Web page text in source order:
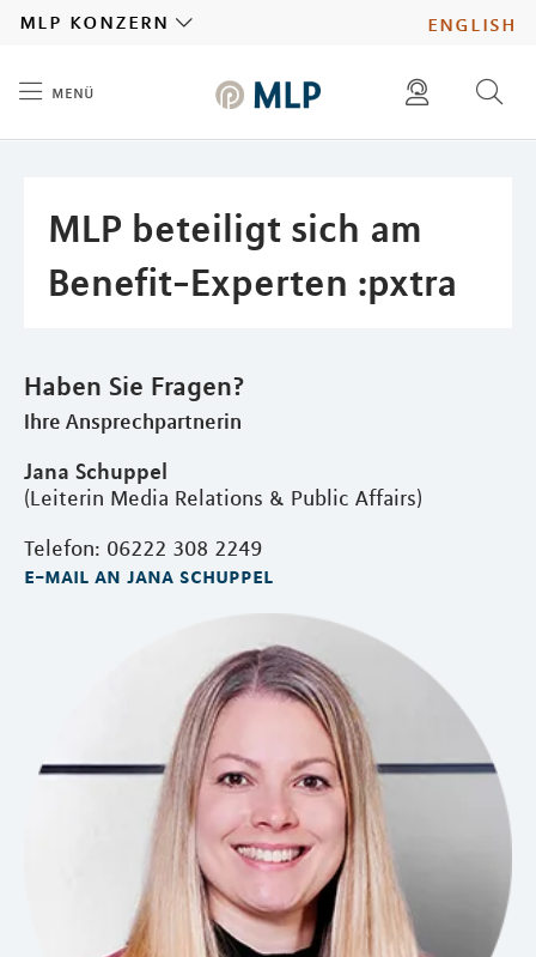
english
mlp konzern
menü
karriere
ad hoc mitteilungen finden
MLP beteiligt sich am
Benefit-Experten :pxtra
Haben Sie Fragen?
Ihre Ansprechpartnerin
Jana Schuppel
(Leiterin Media Relations & Public Affairs)
Telefon: 06222 308 2249
e-mail an jana schuppel